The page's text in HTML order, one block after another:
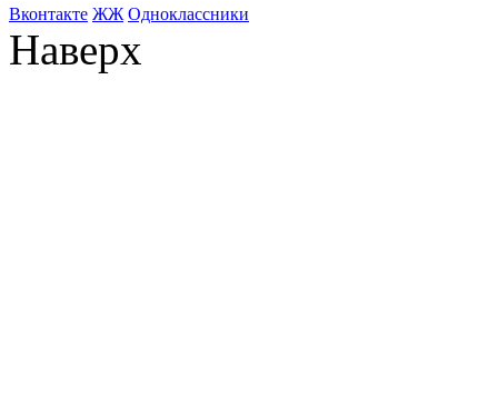
Bконтакте ЖЖ Одноклассники
Наверх